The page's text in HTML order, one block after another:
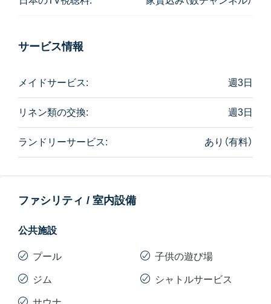
サービス情報
メイドサービス: 週3日
リネン類の交換: 週3日
ランドリーサービス: あり（有料）
ファシリティ / 室内設備
公共施設
プール
ジム
子供の遊び場
シャトルサービス